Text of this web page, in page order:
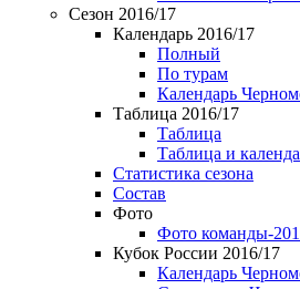
Сезон 2016/17
Календарь 2016/17
Полный
По турам
Календарь
Таблица 2016/17
Таблица
Таблица и
Статистика сезона
Состав
Фото
Фото команды-
Кубок России 2016/17
Календарь